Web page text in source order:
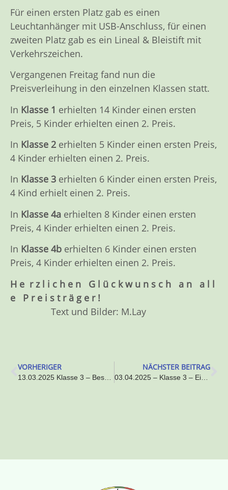
Für einen ersten Platz gab es einen
Leuchtanhänger mit USB-Anschluss, für einen
zweiten Platz gab es ein Lineal & Bleistift mit
Verkehrszeichen.
Vergangenen Freitag fand nun die
Preisverleihung in den einzelnen Klassen statt.
In Klasse 1 erhielten 14 Kinder einen ersten
Preis, 5 Kinder erhielten einen 2. Preis.
In Klasse 2 erhielten 5 Kinder einen ersten Preis,
4 Kinder erhielten einen 2. Preis.
In Klasse 3 erhielten 6 Kinder einen ersten Preis,
4 Kind erhielt einen 2. Preis.
In Klasse 4a erhielten 8 Kinder einen ersten
Preis, 4 Kinder erhielten einen 2. Preis.
In Klasse 4b erhielten 6 Kinder einen ersten
Preis, 4 Kinder erhielten einen 2. Preis.
H e r z l i c h e n G l ü c k w u n s c h a n a l l
e P r e i s t r ä g e r !
Text und Bilder: M.Lay
VORHERIGER NÄCHSTER BEITRAG
03.04.2025 – Klasse 3 – Ein spannender Tag am Waldmobil